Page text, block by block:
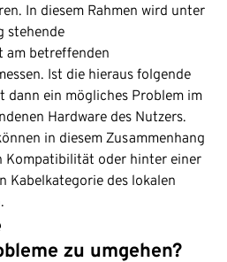
In diesem Rahmen wird unter
stehende
am betreffenden
Ist die hieraus folgende
dann ein mögliches Problem im
Hardware des Nutzers.
in diesem Zusammenhang
Kompatibilität oder hinter einer
Kabelkategorie des lokalen
zu umgehen?